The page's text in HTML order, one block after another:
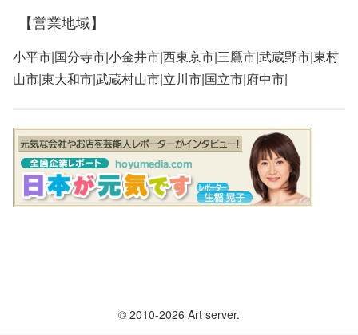
【営業地域】
小平市|国分寺市|小金井市|西東京市|三鷹市|武蔵野市|東村
山市|東大和市|武蔵村山市|立川市|国立市|府中市|
© 2010-2026 Art server.